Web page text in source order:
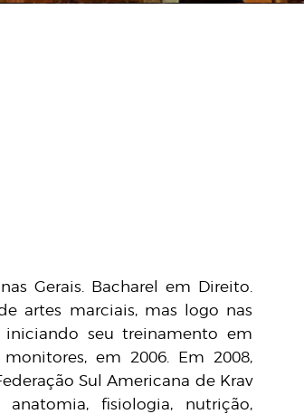
Gerais. Bacharel em Direito.
artes marciais, mas logo nas
seu treinamento em
em 2006. Em 2008,
Sul Americana de Krav
fisiologia, nutrição,